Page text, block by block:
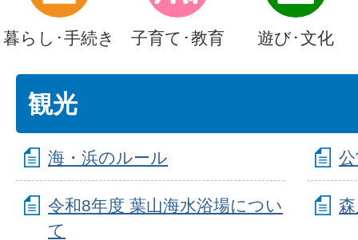
暮らし･手続き 子育て･教育 遊び･文化
観光
海・浜のルール
令和8年度 葉山海水浴場につい
て